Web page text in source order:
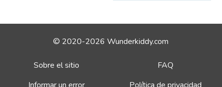
© 2020-2026 Wunderkiddy.com
Sobre el sitio
FAQ